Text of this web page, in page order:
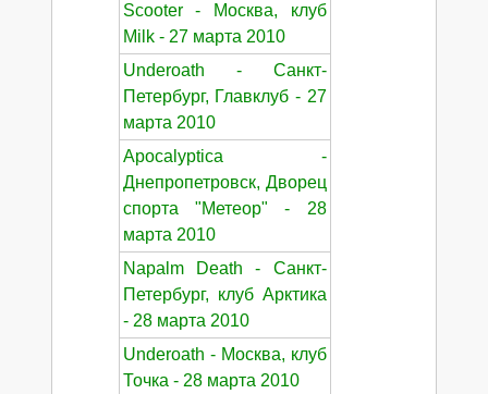
Scooter - Москва, клуб
Milk - 27 марта 2010
Underoath - Санкт-
Петербург, Главклуб - 27
марта 2010
Apocalyptica -
Днепропетровск, Дворец
спорта "Метеор" - 28
марта 2010
Napalm Death - Санкт-
Петербург, клуб Арктика
- 28 марта 2010
Underoath - Москва, клуб
Точка - 28 марта 2010